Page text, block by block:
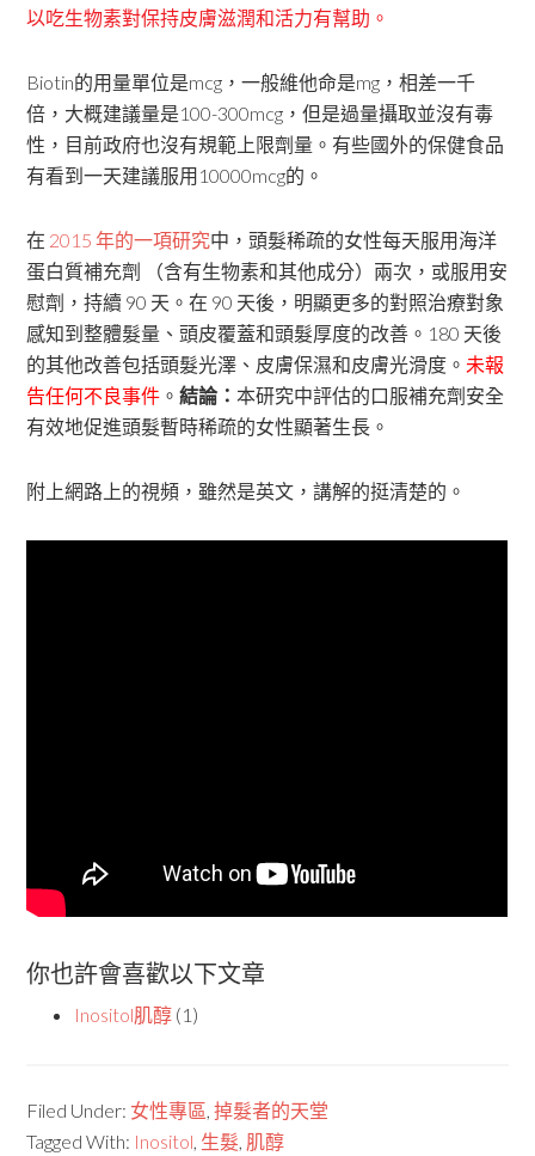
以吃生物素對保持皮膚滋潤和活力有幫助。
Biotin的用量單位是mcg，一般維他命是mg，相差一千
倍，大概建議量是100-300mcg，但是過量攝取並沒有毒
性，目前政府也沒有規範上限劑量。有些國外的保健食品
有看到一天建議服用10000mcg的。
在 2015 年的一項研究中，頭髮稀疏的女性每天服用海洋
蛋白質補充劑 （含有生物素和其他成分）兩次，或服用安
慰劑，持續 90 天。在 90 天後，明顯更多的對照治療對象
感知到整體髮量、頭皮覆蓋和頭髮厚度的改善。180 天後
的其他改善包括頭髮光澤、皮膚保濕和皮膚光滑度。 未報
告任何不良事件 。結論：本研究中評估的口服補充劑安全
有效地促進頭髮暫時稀疏的女性顯著生長。
附上網路上的視頻，雖然是英文，講解的挺清楚的。
你也許會喜歡以下文章
Inositol肌醇 (1)
Filed Under: 女性專區,掉髮者的天堂
Tagged With: Inositol, 生髮, 肌醇